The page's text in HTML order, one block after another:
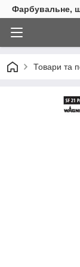
Фарбувальне,
Товари та